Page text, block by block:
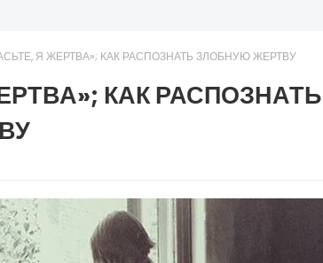
Я ЖЕРТВА»; КАК РАСПОЗНАТЬ ЗЛОБНУЮ ЖЕРТВУ
КАК РАСПОЗНАТЬ